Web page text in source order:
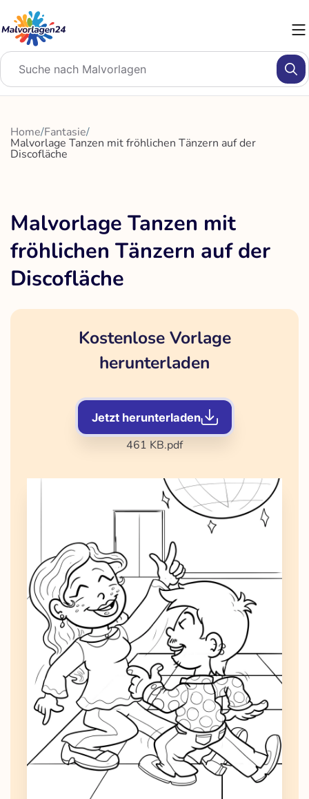
Inhalt
springen
Home/Fantasie/
Malvorlage Tanzen mit fröhlichen Tänzern auf der
Discofläche
Malvorlage Tanzen mit
fröhlichen Tänzern auf der
Discofläche
Kostenlose Vorlage
herunterladen
Jetzt herunterladen
461 KB.pdf